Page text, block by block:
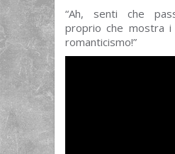
“Ah, senti che
proprio che mostra
romanticismo!”